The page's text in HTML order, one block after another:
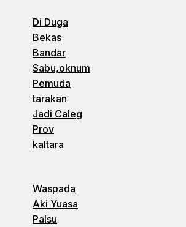
Di Duga
Bekas
Bandar
Sabu,oknum
Pemuda
tarakan
Jadi Caleg
Prov
kaltara
Waspada
Aki Yuasa
Palsu